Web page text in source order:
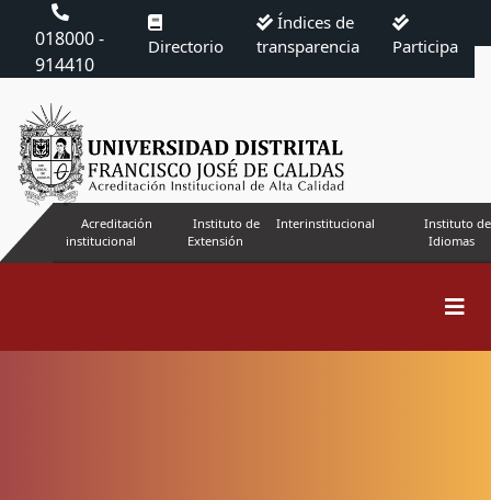
018000 -
914410
Directorio
Índices de
transparencia
Participa
Acreditación
institucional
Instituto de
Extensión
Interinstitucional
Instituto de
Idiomas